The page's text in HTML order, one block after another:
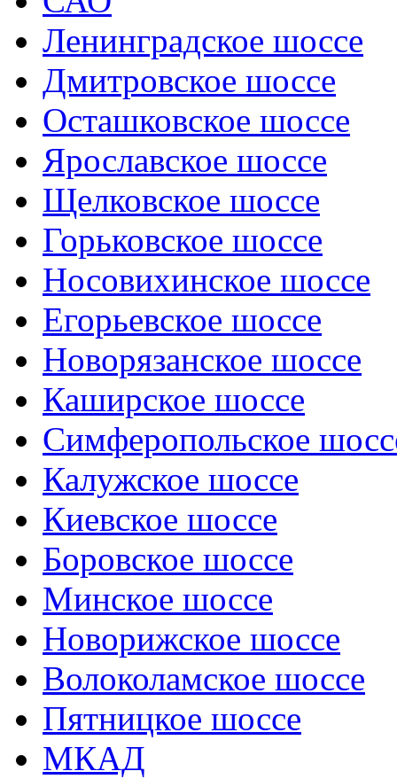
Ленинградское шоссе
Дмитровское шоссе
Осташковское шоссе
Ярославское шоссе
Щелковское шоссе
Горьковское шоссе
Носовихинское шоссе
Егорьевское шоссе
Новорязанское шоссе
Каширское шоссе
Симферопольское
Калужское шоссе
Киевское шоссе
Боровское шоссе
Минское шоссе
Новорижское шоссе
Волоколамское шоссе
Пятницкое шоссе
МКАД